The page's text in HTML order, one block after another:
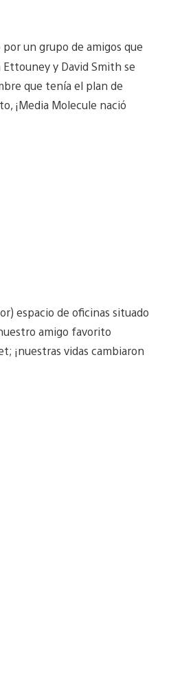
un grupo de amigos que
Ettouney y David Smith se
que tenía el plan de
¡Media Molecule nació
espacio de oficinas situado
amigo favorito
¡nuestras vidas cambiaron